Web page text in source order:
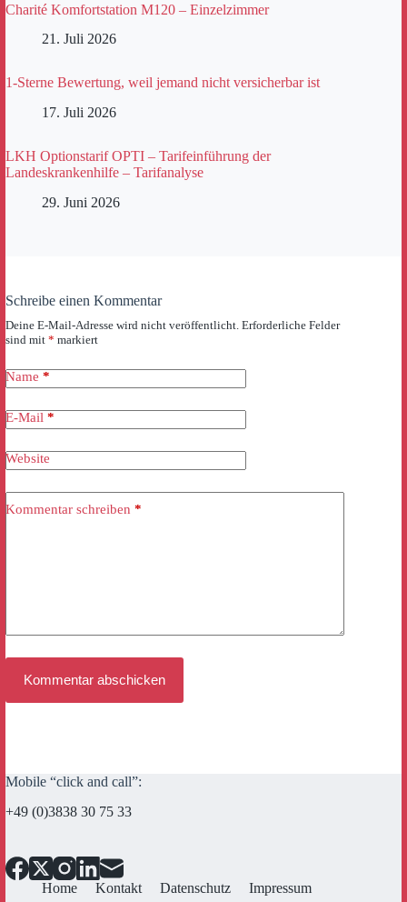
Charité Komfortstation M120 – Einzelzimmer
21. Juli 2026
1-Sterne Bewertung, weil jemand nicht versicherbar ist
17. Juli 2026
LKH Optionstarif OPTI – Tarifeinführung der
Landeskrankenhilfe – Tarifanalyse
29. Juni 2026
Schreibe einen Kommentar
Deine E-Mail-Adresse wird nicht veröffentlicht. Erforderliche Felder
sind mit * markiert
Name *
E-Mail *
Website
Kommentar schreiben *
Kommentar abschicken
Mobile “click and call”:
+49 (0)3838 30 75 33
Home Kontakt Datenschutz Impressum